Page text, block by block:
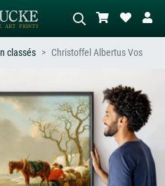
Décrivez la scène – ex. prairie verte,
abstrait avec beaucoup de rouge,
tableau sombre, nu debout près d'un
arbre.
classés Christoffel Albertus Vos